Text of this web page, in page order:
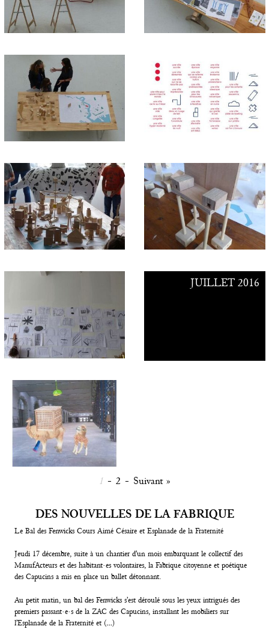
JUILLET 2016
1 - 2 - Suivant »
DES NOUVELLES DE LA FABRIQUE
Le Bal des Fenwicks Cours Aimé Césaire et Esplanade de la Fraternité
Jeudi 17 décembre, suite à un chantier d’un mois embarquant le collectif des
ManufActeurs et des habitant·es volontaires, la Fabrique citoyenne et poétique
des Capucins a mis en place un ballet détonnant.
Au petit matin, un bal des Fenwicks s’est déroulé sous les yeux intrigués des
premiers passant·e·s de la ZAC des Capucins, installant les mobiliers sur
l’Esplanade de la Fraternité et (…)